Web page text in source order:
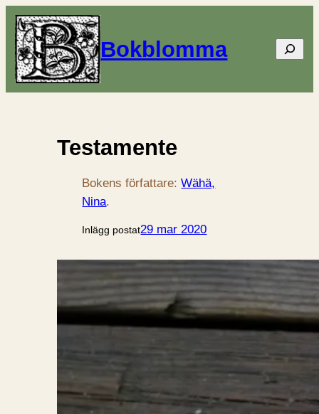
Bokblomma Sök
Testamente
Bokens författare:Wähä,
Nina.
Inlägg postat29 mar 2020